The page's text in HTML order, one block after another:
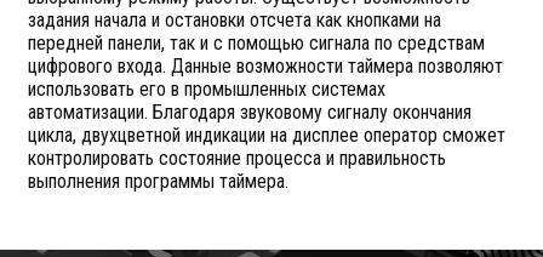
задания начала и остановки отсчета как кнопками на
передней панели, так и с помощью сигнала по средствам
цифрового входа. Данные возможности таймера позволяют
использовать его в промышленных системах
автоматизации. Благодаря звуковому сигналу окончания
цикла, двухцветной индикации на дисплее оператор сможет
контролировать состояние процесса и правильность
выполнения программы таймера.